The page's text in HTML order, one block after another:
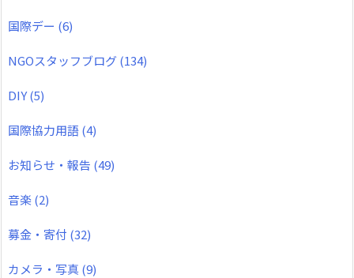
国際デー (6)
NGOスタッフブログ(134)
DIY(5)
国際協力用語(4)
お知らせ・報告 (49)
音楽(2)
募金・寄付 (32)
カメラ・写真(9)